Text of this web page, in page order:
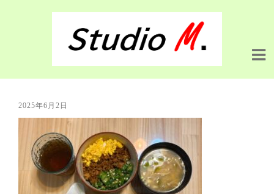
2025年6月2日